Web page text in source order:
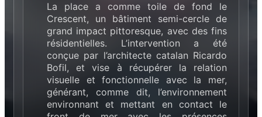
La place a comme toile de fond le
Crescent, un bâtiment semi-cercle de
grand impact pittoresque, avec des fins
résidentielles. L’intervention a été
conçue par l’architecte catalan Ricardo
Bofil, et vise à récupérer la relation
visuelle et fonctionnelle avec la mer,
générant, comme dit, l’environnement
environnant et mettant en contact le